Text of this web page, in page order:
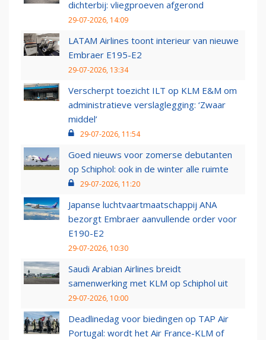
dichterbij: vliegproeven afgerond
29-07-2026, 14:09
LATAM Airlines toont interieur van nieuwe
Embraer E195-E2
29-07-2026, 13:34
Verscherpt toezicht ILT op KLM E&M om
administratieve verslaglegging: ‘Zwaar
middel’
29-07-2026, 11:54
Goed nieuws voor zomerse debutanten
op Schiphol: ook in de winter alle ruimte
29-07-2026, 11:20
Japanse luchtvaartmaatschappij ANA
bezorgt Embraer aanvullende order voor
E190-E2
29-07-2026, 10:30
Saudi Arabian Airlines breidt
samenwerking met KLM op Schiphol uit
29-07-2026, 10:00
Deadlinedag voor biedingen op TAP Air
Portugal: wordt het Air France-KLM of